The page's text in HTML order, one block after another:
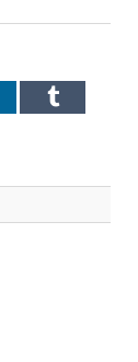
Tumblr